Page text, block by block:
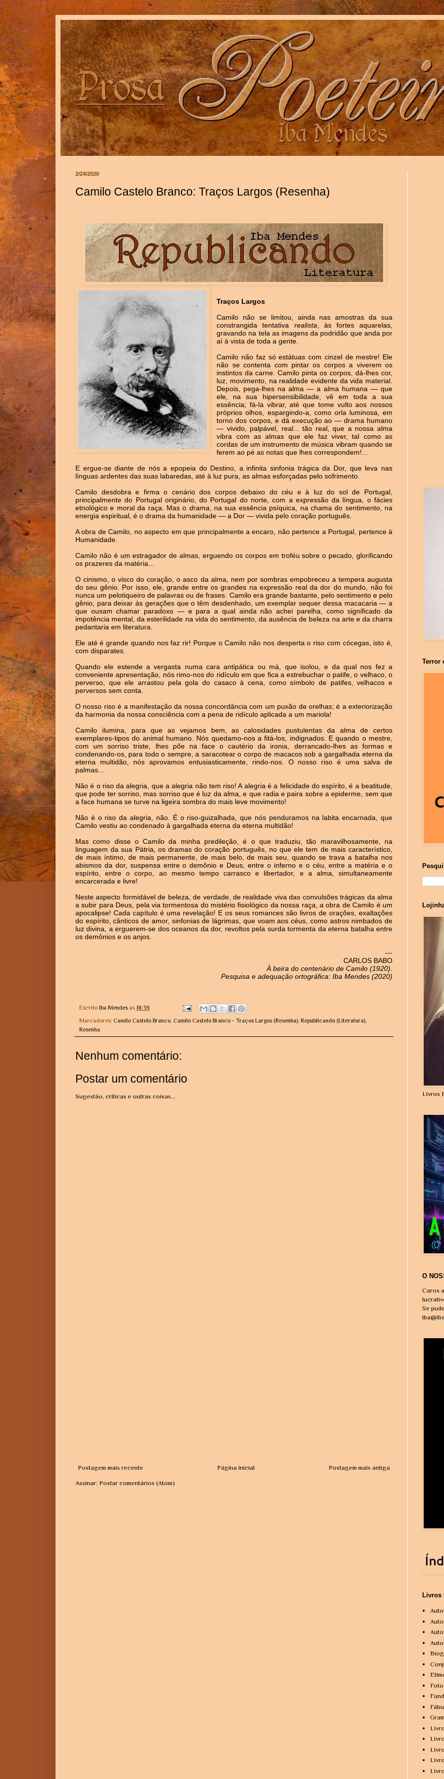
2/24/2020
Camilo Castelo Branco: Traços Largos (Resenha)
Traços Largos
Camilo não se limitou, ainda nas amostras da sua
constrangida tentativa realista , às fortes aquarelas,
gravando na tela as imagens da podridão que anda por
aí à vista de toda a gente.
Camilo não faz só estátuas com cinzel de mestre! Ele
não se contenta com pintar os corpos a viverem os
instintos da carne. Camilo pinta os corpos, dá-lhes cor,
luz, movimento, na realidade evidente da vida material.
Depois, pega-lhes na alma — a alma humana — que
ele, na sua hipersensibilidade, vê em toda a sua
essência; fá-la vibrar, até que tome vulto aos nossos
próprios olhos, espargindo-a, como orla luminosa, em
torno dos corpos, e dá execução ao — drama humano
— vivido, palpável, real... tão real, que a nossa alma
vibra com as almas que ele faz viver, tal como as
cordas de um instrumento de música vibram quando se
ferem ao pé as notas que lhes correspondem!...
E ergue-se diante de nós a epopeia do Destino, a infinita sinfonia trágica da Dor, que leva nas
línguas ardentes das suas labaredas, até à luz pura, as almas esforçadas pelo sofrimento.
Camilo desdobra e firma o cenário dos corpos debaixo do céu e à luz do sol de Portugal,
principalmente do Portugal originário, do Portugal do norte, com a expressão da língua, o fácies
etnológico e moral da raça. Mas o drama , na sua essência psíquica, na chama do sentimento, na
energia espiritual, é o drama da humanidade — a Dor — vivida pelo coração português.
A obra de Camilo, no aspecto em que principalmente a encaro, não pertence a Portugal, pertence à
Humanidade.
Camilo não é um estragador de almas, erguendo os corpos em troféu sobre o pecado, glorificando
os prazeres da matéria...
O cinismo, o visco do coração, o asco da alma, nem por sombras empobreceu a tempera augusta
do seu gênio. Por isso, ele, grande entre os grandes na expressão real da dor do mundo, não foi
nunca um pelotiqueiro de palavras ou de frases. Camilo era grande bastante, pelo sentimento e pelo
gênio, para deixar ás gerações que o têm desdenhado, um exemplar sequer dessa macacaria — a
que ousam chamar paradoxo — e para a qual ainda não achei parelha, como significado da
impotência mental, da esterilidade na vida do sentimento, da ausência de beleza na arte e da charra
pedantaria em literatura.
Ele até é grande quando nos faz rir! Porque o Camilo não nos desperta o riso com cócegas, isto é,
com disparates.
Quando ele estende a vergasta numa cara antipática ou má, que isolou, e da qual nos fez a
conveniente apresentação, nós rimo-nos do ridículo em que fica a estrebuchar o patife, o velhaco, o
perverso, que ele arrastou pela gola do casaco à cena, como símbolo de patifes, velhacos e
perversos sem conta.
O nosso riso é a manifestação da nossa concordância com um puxão de orelhas; é a exteriorização
da harmonia da nossa consciência com a pena de ridículo aplicada a um mariola!
Camilo ilumina, para que as vejamos bem, as calosidades pustulentas da alma de certos
exemplares-tipos do animal humano. Nós quedamo-nos a fitá-los, indignados. E quando o mestre,
com um sorriso triste, lhes põe na face o cautério da ironia, derrancado-lhes as formas e
condenando-os, para todo o sempre, a saracotear o corpo de macacos sob a gargalhada eterna da
eterna multidão, nós aprovamos entusiasticamente, rindo-nos. O nosso riso é uma salva de
palmas...
Não é o riso da alegria, que a alegria não tem riso! A alegria é a felicidade do espírito, é a beatitude,
que pode ter sorriso, mas sorriso que é luz da alma, e que radia e paira sobre a epiderme, sem que
a face humana se turve na ligeira sombra do mais leve movimento!
Não é o riso da alegria, não. É o riso-guizalhada, que nós penduramos na labita encarnada, que
Camilo vestiu ao condenado à gargalhada eterna da eterna multidão!
Mas como disse o Camilo da minha predileção, é o que traduziu, tão maravilhosamente, na
linguagem da sua Pátria, os dramas do coração português, no que ele tem de mais característico,
de mais íntimo, de mais permanente, de mais belo, de mais seu, quando se trava a batalha nos
abismos da dor, suspensa entre o demônio e Deus, entre o inferno e o céu, entre a matéria e o
espírito, entre o corpo, ao mesmo tempo carrasco e libertador, e a alma, simultaneamente
encarcerada e livre!
Neste aspecto formidável de beleza, de verdade, de realidade viva das convulsões trágicas da alma
a subir para Deus, pela via tormentosa do mistério fisiológico da nossa raça, a obra de Camilo é um
apocalipse! Cada capítulo é uma revelação! E os seus romances são livros de orações, exaltações
do espírito, cânticos de amor, sinfonias de lágrimas, que voam aos céus, como astros nimbados de
luz divina, a erguerem-se dos oceanos da dor, revoltos pela surda tormenta da eterna batalha entre
os demônios e os anjos.
---
CARLOS BABO
À beira do centenário de Camilo (1920).
Pesquisa e adequação ortográfica: Iba Mendes (2020)
Escrito Iba Mendes às 18:39
Marcadores: Camilo Castelo Branco, Camilo Castelo Branco - Traços Largos (Resenha), Republicando (Literatura),
Resenha
Nenhum comentário:
Postar um comentário
Sugestão, críticas e outras coisas...
Postagem mais recente Postagem mais antiga
Página inicial
Assinar: Postar comentários (Atom)
Terror
Livros
O
Caros
Se
Livros